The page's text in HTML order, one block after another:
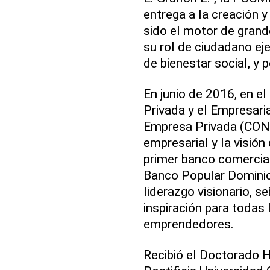
entrega a la creación
sido el motor de
su rol de ciudadano
de bienestar social, y
En junio de 2016, en
Privada y el
Empresa Privada
empresarial y la
primer banco
Banco Popular
liderazgo visionario,
inspiración para todas
emprendedores.
Recibió el Doctorado